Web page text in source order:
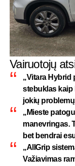
Vairuotojų
„Vitara Hybrid
stebuklas kaip
jokių
„Mieste
manevringas.
bet bendrai
„AllGrip
Važiavimas